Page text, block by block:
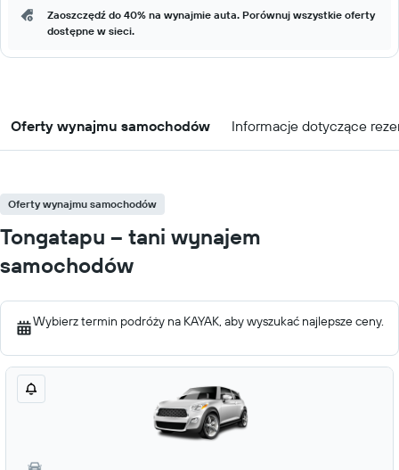
Zaoszczędź do 40% na wynajmie auta. Porównuj wszystkie oferty
dostępne w sieci.
Oferty wynajmu samochodów Informacje dotyczące
Oferty wynajmu samochodów
Tongatapu – tani wynajem
samochodów
Wybierz termin podróży na KAYAK, aby wyszukać najlepsze ceny.